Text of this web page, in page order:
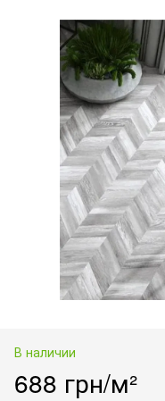
В наличии
688 грн/м²